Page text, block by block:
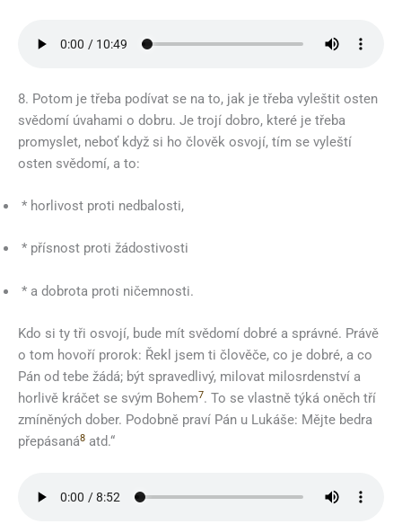
8. Potom je třeba podívat se na to, jak je třeba vyleštit osten
svědomí úvahami o dobru. Je trojí dobro, které je třeba
promyslet, neboť když si ho člověk osvojí, tím se vyleští
osten svědomí, a to:
* horlivost proti nedbalosti,
* přísnost proti žádostivosti
* a dobrota proti ničemnosti.
Kdo si ty tři osvojí, bude mít svědomí dobré a správné. Právě
o tom hovoří prorok: Řekl jsem ti člověče, co je dobré, a co
Pán od tebe žádá; být spravedlivý, milovat milosrdenství a
horlivě kráčet se svým Bohem7. To se vlastně týká oněch tří
zmíněných dober. Podobně praví Pán u Lukáše: Mějte bedra
přepásaná8 atd.“